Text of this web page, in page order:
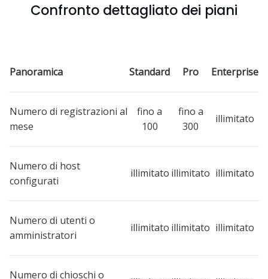
Confronto dettagliato dei piani
Panoramica Standard Pro Enterprise
Numero di registrazioni al
mese
fino a
100
fino a
300
illimitato
Numero di host
configurati
illimitato illimitato illimitato
Numero di utenti o
amministratori
illimitato illimitato illimitato
Numero di chioschi o